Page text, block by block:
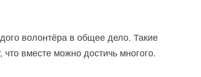
волонтёра в общее дело. Такие
вместе можно достичь многого.